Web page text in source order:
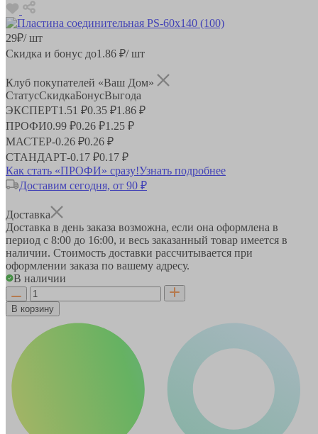
29₽/ шт
Скидка и бонус до1.86 ₽/ шт
Клуб покупателей «Ваш Дом»
СтатусСкидкаБонусВыгода
ЭКСПЕРТ1.51 ₽0.35 ₽1.86 ₽
ПРОФИ0.99 ₽0.26 ₽1.25 ₽
МАСТЕР-0.26 ₽0.26 ₽
СТАНДАРТ-0.17 ₽0.17 ₽
Как стать «ПРОФИ» сразу!Узнать подробнее
Доставим сегодня, от 90 ₽
Доставка
Доставка в день заказа возможна, если она оформлена в
период с 8:00 до 16:00, и весь заказанный товар имеется в
наличии. Стоимость доставки рассчитывается при
оформлении заказа по вашему адресу.
В наличии
В корзину